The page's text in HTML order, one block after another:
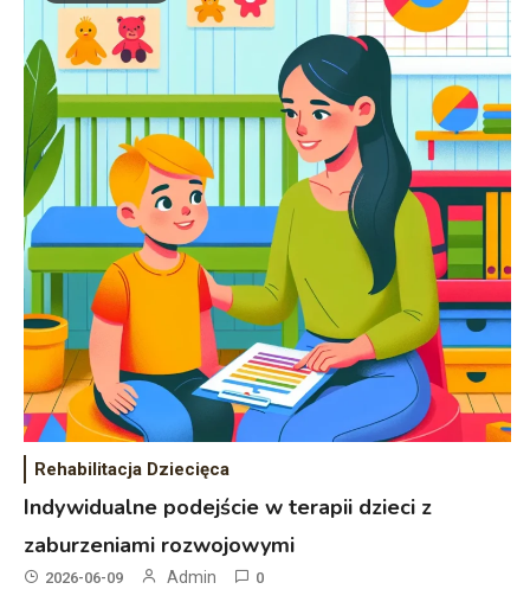
Rehabilitacja Dziecięca
Indywidualne podejście w terapii dzieci z
zaburzeniami rozwojowymi
2026-06-09 Admin 0